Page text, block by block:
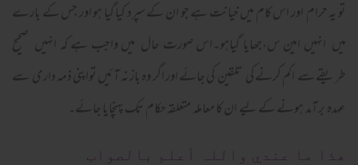
تو یہ حرام اور اس کام میں خیانت ہے جو ان کے سپرد کیا گیا ہو اور جس کے بارے
میں انہیں امین س،جھایا گیاہو۔اس صورت حال میں واجب ہے کہ انہیں صحیح
طریقے سے اکم کرنے کی تلقین کی جائے اور اگر وہ باز نہ آئیں تواپنی ذمہ داری سے
عہدہ بر آمد ہونے کے لیے ان کا معاملہ متعلقہ حکام تک پہنچایا جائے۔
ھذا ما عندي واللہ أعلم بالصواب